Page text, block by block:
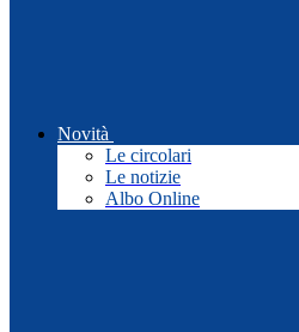
Novità
Le circolari
Le notizie
Albo Online